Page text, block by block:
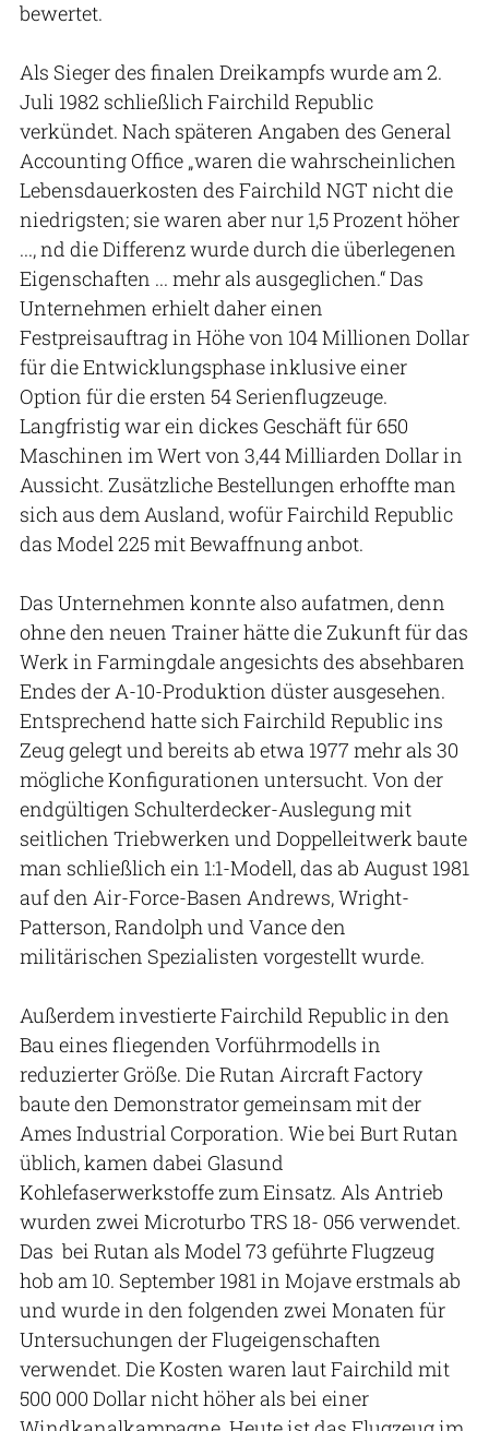
bewertet.
Als Sieger des finalen Dreikampfs wurde am 2.
Juli 1982 schließlich Fairchild Republic
verkündet. Nach späteren Angaben des General
Accounting Office „waren die wahrscheinlichen
Lebensdauerkosten des Fairchild NGT nicht die
niedrigsten; sie waren aber nur 1,5 Prozent höher
..., nd die Differenz wurde durch die überlegenen
Eigenschaften ... mehr als ausgeglichen.“ Das
Unternehmen erhielt daher einen
Festpreisauftrag in Höhe von 104 Millionen Dollar
für die Entwicklungsphase inklusive einer
Option für die ersten 54 Serienflugzeuge.
Langfristig war ein dickes Geschäft für 650
Maschinen im Wert von 3,44 Milliarden Dollar in
Aussicht. Zusätzliche Bestellungen erhoffte man
sich aus dem Ausland, wofür Fairchild Republic
das Model 225 mit Bewaffnung anbot.
Das Unternehmen konnte also aufatmen, denn
ohne den neuen Trainer hätte die Zukunft für das
Werk in Farmingdale angesichts des absehbaren
Endes der A-10-Produktion düster ausgesehen.
Entsprechend hatte sich Fairchild Republic ins
Zeug gelegt und bereits ab etwa 1977 mehr als 30
mögliche Konfigurationen untersucht. Von der
endgültigen Schulterdecker-Auslegung mit
seitlichen Triebwerken und Doppelleitwerk baute
man schließlich ein 1:1-Modell, das ab August 1981
auf den Air-Force-Basen Andrews, Wright-
Patterson, Randolph und Vance den
militärischen Spezialisten vorgestellt wurde.
Außerdem investierte Fairchild Republic in den
Bau eines fliegenden Vorführmodells in
reduzierter Größe. Die Rutan Aircraft Factory
baute den Demonstrator gemeinsam mit der
Ames Industrial Corporation. Wie bei Burt Rutan
üblich, kamen dabei Glasund
Kohlefaserwerkstoffe zum Einsatz. Als Antrieb
wurden zwei Microturbo TRS 18- 056 verwendet.
Das bei Rutan als Model 73 geführte Flugzeug
hob am 10. September 1981 in Mojave erstmals ab
und wurde in den folgenden zwei Monaten für
Untersuchungen der Flugeigenschaften
verwendet. Die Kosten waren laut Fairchild mit
500 000 Dollar nicht höher als bei einer